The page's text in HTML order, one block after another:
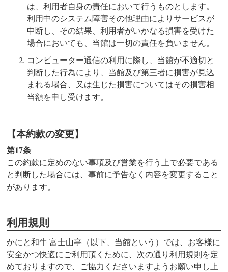
は、利用者自身の責任において行うものとします。
利用中のシステム障害その他理由によりサービスが
中断し、その結果、利用者がいかなる損害を受けた
場合においても、当館は一切の責任を負いません。
コンピューター通信の利用に際し、当館が不適切と
判断した行為により、当館及び第三者に損害が見込
まれる場合、又は生じた損害についてはその損害相
当額を申し受けます。
【本約款の変更】
第17条
この約款に定めのない事項及び営業を行う上で必要である
と判断した場合には、事前に予告なく内容を変更すること
があります。
利用規則
かにと和牛 富士山亭（以下、当館という）では、お客様に
安全かつ快適にご利用頂くために、次の通り利用規則を定
めておりますので、ご協力くださいますようお願い申し上